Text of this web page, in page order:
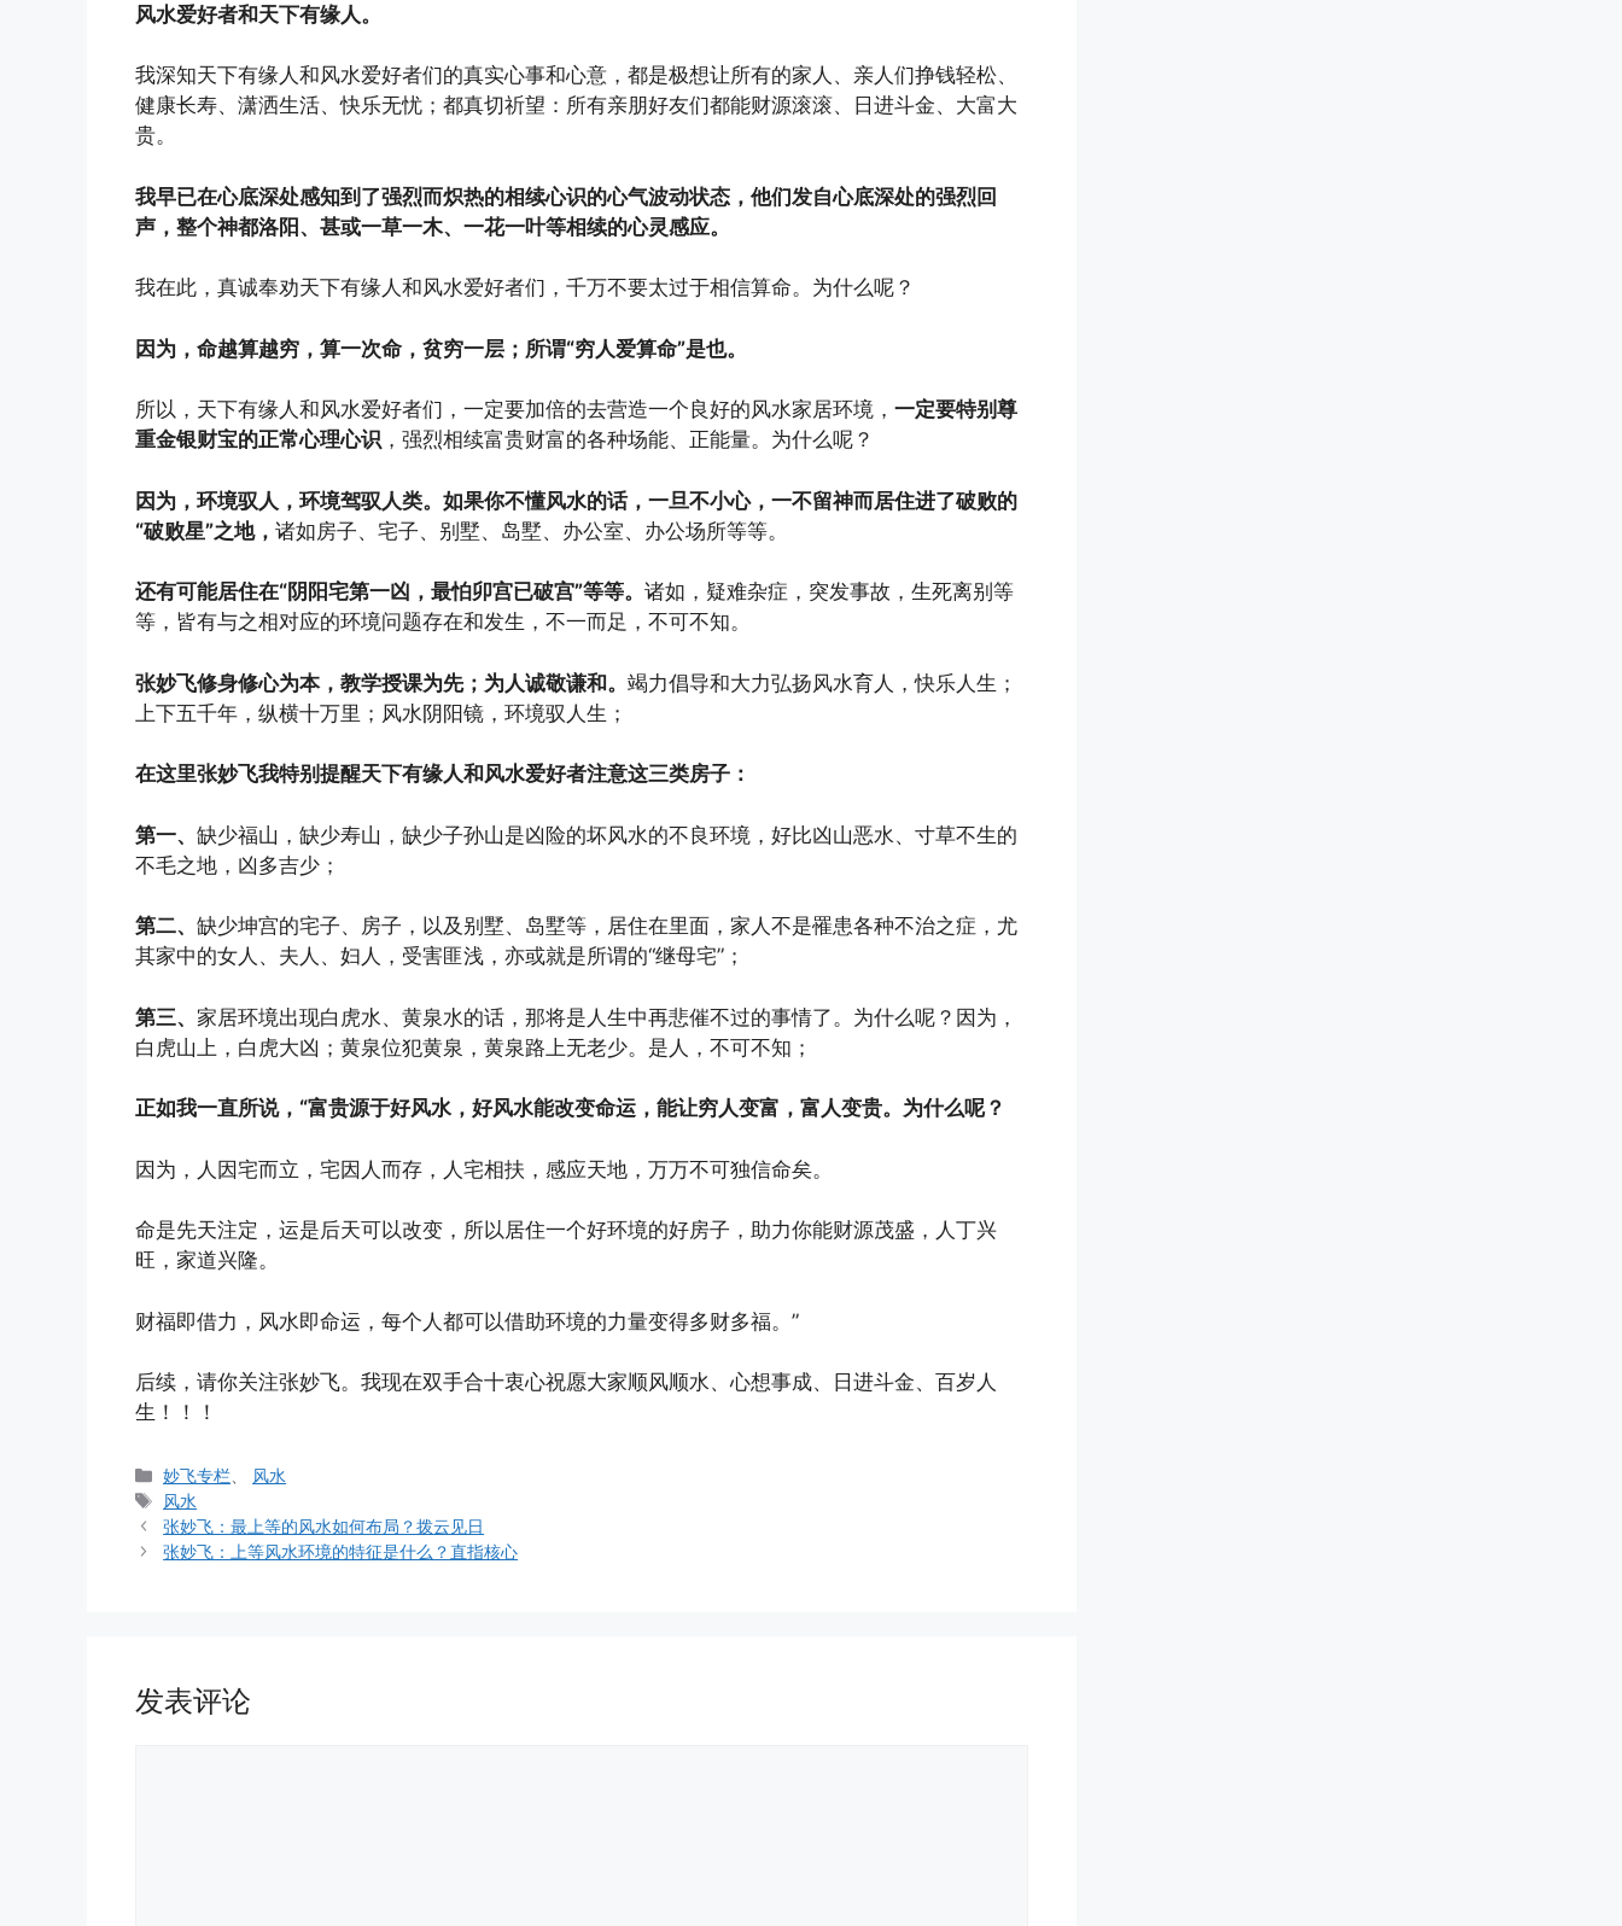
风水爱好者和天下有缘人。
我深知天下有缘人和风水爱好者们的真实心事和心意，都是极想让所有的家人、亲人们挣钱轻松、
健康长寿、潇洒生活、快乐无忧；都真切祈望：所有亲朋好友们都能财源滚滚、日进斗金、大富大
贵。
我早已在心底深处感知到了强烈而炽热的相续心识的心气波动状态，他们发自心底深处的强烈回
声，整个神都洛阳、甚或一草一木、一花一叶等相续的心灵感应。
我在此，真诚奉劝天下有缘人和风水爱好者们，千万不要太过于相信算命。为什么呢？
因为，命越算越穷，算一次命，贫穷一层；所谓“穷人爱算命”是也。
所以，天下有缘人和风水爱好者们，一定要加倍的去营造一个良好的风水家居环境， 一定要特别尊
重金银财宝的正常心理心识 ，强烈相续富贵财富的各种场能、正能量。为什么呢？
因为，环境驭人，环境驾驭人类。如果你不懂风水的话，一旦不小心，一不留神而居住进了破败的
“破败星”之地， 诸如房子、宅子、别墅、岛墅、办公室、办公场所等等。
还有可能居住在“阴阳宅第一凶，最怕卯宫已破宫”等等。 诸如，疑难杂症，突发事故，生死离别等
等，皆有与之相对应的环境问题存在和发生，不一而足，不可不知。
张妙飞修身修心为本，教学授课为先；为人诚敬谦和。 竭力倡导和大力弘扬风水育人，快乐人生；
上下五千年，纵横十万里；风水阴阳镜，环境驭人生；
在这里张妙飞我特别提醒天下有缘人和风水爱好者注意这三类房子：
第一、 缺少福山，缺少寿山，缺少子孙山是凶险的坏风水的不良环境，好比凶山恶水、寸草不生的
不毛之地，凶多吉少；
第二、 缺少坤宫的宅子、房子，以及别墅、岛墅等，居住在里面，家人不是罹患各种不治之症，尤
其家中的女人、夫人、妇人，受害匪浅，亦或就是所谓的“继母宅”；
第三、 家居环境出现白虎水、黄泉水的话，那将是人生中再悲催不过的事情了。为什么呢？因为，
白虎山上，白虎大凶；黄泉位犯黄泉，黄泉路上无老少。是人，不可不知；
正如我一直所说，“富贵源于好风水，好风水能改变命运，能让穷人变富，富人变贵。为什么呢？
因为，人因宅而立，宅因人而存，人宅相扶，感应天地，万万不可独信命矣。
命是先天注定，运是后天可以改变，所以居住一个好环境的好房子，助力你能财源茂盛，人丁兴
旺，家道兴隆。
财福即借力，风水即命运，每个人都可以借助环境的力量变得多财多福。”
后续，请你关注张妙飞。我现在双手合十衷心祝愿大家顺风顺水、心想事成、日进斗金、百岁人
生！！！
分
类
妙飞专栏
风水
标
签
风水
张妙飞：最上等的风水如何布局？拨云见日
张妙飞：上等风水环境的特征是什么？直指核心
发表评论